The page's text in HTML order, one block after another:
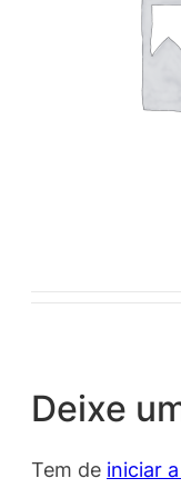
Deixe
Tem de iniciar